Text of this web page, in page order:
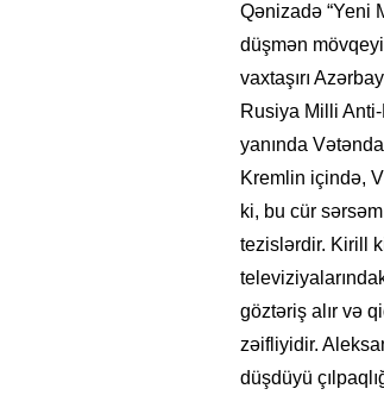
Qənizadə “Yeni
düşmən
vaxtaşırı
Rusiya Milli
yanında
Kremlin içində,
ki, bu cür
tezislərdir. Kirill
göztəriş alır və
zəifliyidir.
düşdüyü